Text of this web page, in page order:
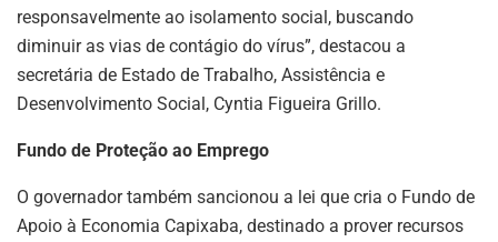
responsavelmente ao isolamento social, buscando
diminuir as vias de contágio do vírus”, destacou a
secretária de Estado de Trabalho, Assistência e
Desenvolvimento Social, Cyntia Figueira Grillo.
Fundo de Proteção ao Emprego
O governador também sancionou a lei que cria o Fundo de
Apoio à Economia Capixaba, destinado a prover recursos